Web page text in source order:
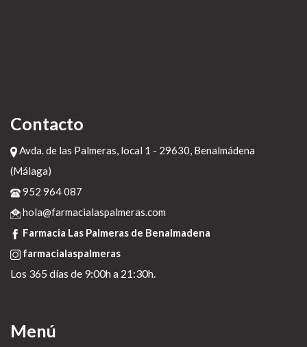
Contacto
Avda. de las Palmeras, local 1 - 29630, Benalmádena
(Málaga)
952 964 087
hola@farmacialaspalmeras.com
Farmacia Las Palmeras de Benalmadena
farmacialaspalmeras
Los 365 días de 9:00h a 21:30h.
Menú